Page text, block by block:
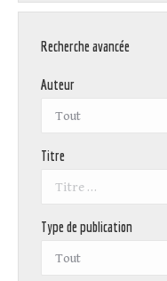
Recherche avancée
Auteur
Titre
Type de publication